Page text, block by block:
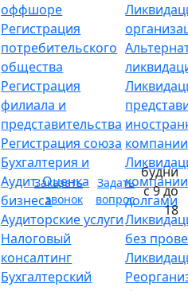
оффшоре
Регистрация
потребительского
общества
Регистрация
филиала и
представительства
Регистрация союза
Бухгалтерия и
Аудит. Оценка
бизнеса
Аудиторские услуги
Налоговый
консалтинг
Бухгалтерский
компании
долгами
без
Заказать
звонок
Задать
вопрос
будни
с 9 до
18